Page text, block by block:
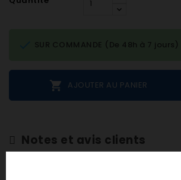
 AJOUTER AU PANIER
SUR COMMANDE (De 48h à 7 jours)
Notes et avis clients